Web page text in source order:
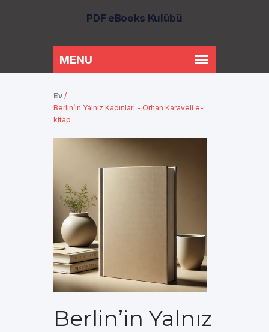
PDF eBooks Kulübü
Ev /
Berlin’in Yalnız Kadınları - Orhan Karaveli e-
kitap
Berlin’in Yalnız